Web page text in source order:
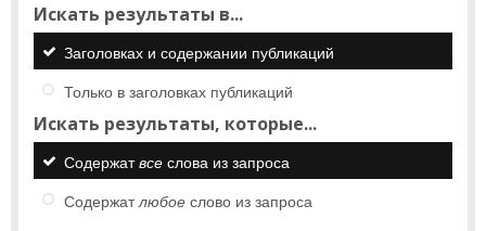
Искать результаты в...
Заголовках и содержании публикаций
Только в заголовках публикаций
Искать результаты, которые...
Содержатвсе слова из запроса
Содержатлюбое слово из запроса